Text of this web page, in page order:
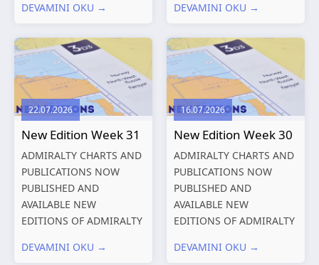
PUBLICATIONS New
Charts published 13
August 2026 Chart
Title, limits
and other remarks
319
International chart
DEVAMINI OKU →
PUBLICATIONS New
Charts published 06
August 2026 Chart Title,
limits and other remarks
1602 China – Chang...
DEVAMINI OKU →
22.07.2026
New Edition Week 31
ADMIRALTY CHARTS AND
PUBLICATIONS NOW
PUBLISHED AND
AVAILABLE NEW
EDITIONS OF ADMIRALTY
PUBLICATIONS New
DEVAMINI OKU →
16.07.2026
New Edition Week 30
ADMIRALTY CHARTS AND
PUBLICATIONS NOW
PUBLISHED AND
AVAILABLE NEW
EDITIONS OF ADMIRALTY
PUBLICATIONS New
DEVAMINI OKU →